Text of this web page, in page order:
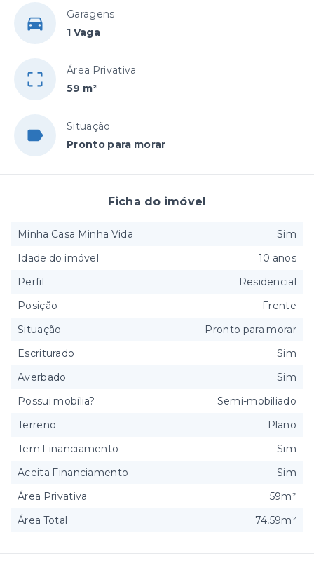
Garagens
1 Vaga
Área Privativa
59 m²
Situação
Pronto para morar
Ficha do imóvel
Minha Casa Minha Vida
Sim
Idade do imóvel
10 anos
Perfil
Residencial
Posição
Frente
Situação
Pronto para morar
Escriturado
Sim
Averbado
Sim
Possui mobília?
Semi-mobiliado
Terreno
Plano
Tem Financiamento
Sim
Aceita Financiamento
Sim
Área Privativa
59m²
Área Total
74,59m²